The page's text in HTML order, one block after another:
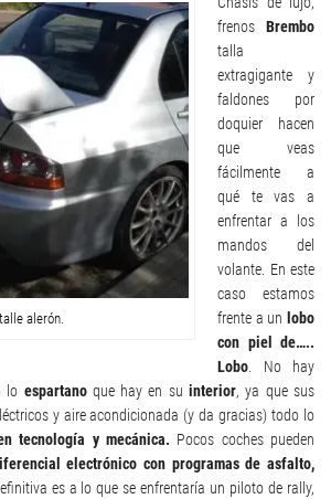
alerón.
frenos Brembo
talla
extragigante y
faldones por
doquier hacen
que veas
fácilmente a
qué te vas a
enfrentar a los
mandos del
volante. En este
caso estamos
frente a un lobo
con piel de…..
Lobo. No hay
lo espartanoque hay en suinterior, ya que sus
y aire acondicionada (y da gracias) todo lo
tecnología y mecánica. Pocos coches pueden
electrónico con programas de asfalto,
es a lo que se enfrentaría un piloto de rally,